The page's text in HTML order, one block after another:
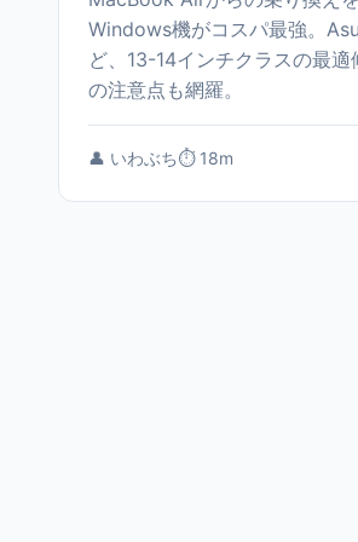
Windows機がコスパ最強。
ど、13-14インチクラスの最
の注意点も網羅。
👤 いわぶち⏱️ 18m